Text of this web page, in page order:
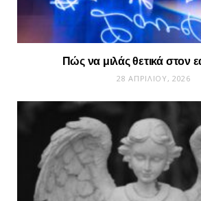
Πώς να μιλάς θετικά στον
28 ΑΠΡΙΛΊΟΥ, 2026